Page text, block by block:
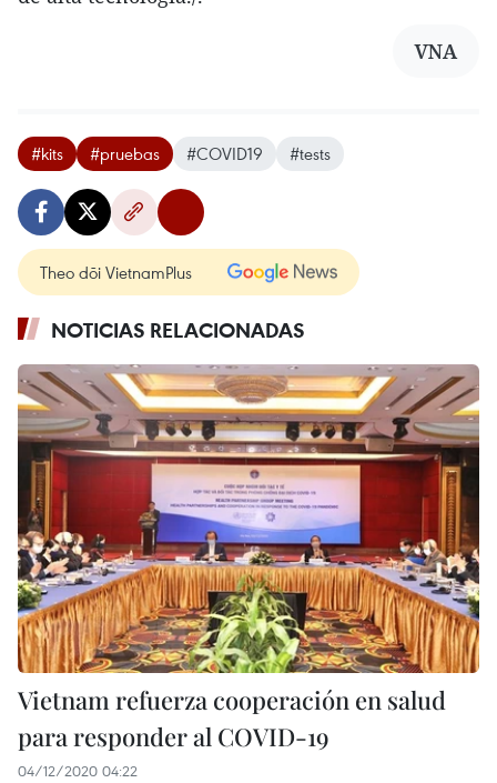
VNA
#kits #pruebas #COVID19 #tests
Theo dõi VietnamPlus
NOTICIAS RELACIONADAS
Vietnam refuerza cooperación en salud
para responder al COVID-19
04/12/2020 04:22